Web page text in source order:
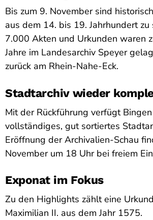
Bis zum 9. November sind
aus dem 14. bis 19. Jahrhundert zu
7.000 Akten und Urkunden waren
Jahre im Landesarchiv Speyer
zurück am Rhein-Nahe-Eck.
Stadtarchiv wieder
Mit der Rückführung verfügt
vollständiges, gut sortiertes
Eröffnung der Archivalien-Schau
November um 18 Uhr bei freiem
Exponat im Fokus
Zu den Highlights zählt eine
Maximilian II. aus dem Jahr 1575.